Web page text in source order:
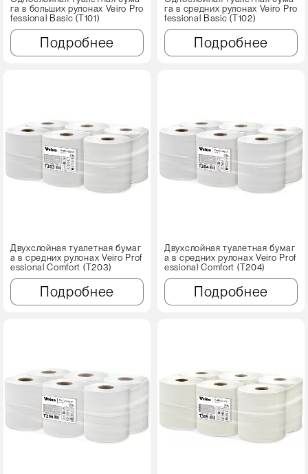
га в больших рулонах Veiro Pro
fessional Basic (T101)
Подробнее
га в средних рулонах Veiro Pro
fessional Basic (T102)
Подробнее
Двухслойная туалетная бумаг
а в средних рулонах Veiro Prof
essional Comfort (T203)
Подробнее
Двухслойная туалетная бумаг
а в средних рулонах Veiro Prof
essional Comfort (T204)
Подробнее